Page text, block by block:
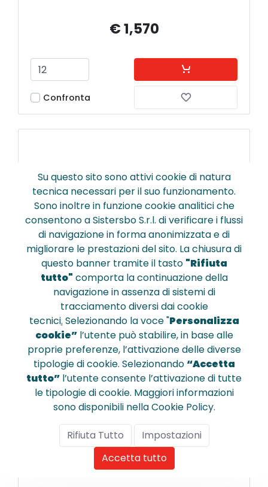
€ 1,570
Confronta
K118-X
Sfera a gel Pentel Hybrid - oro
€ 1,880
Confronta
Su questo sito sono attivi cookie di natura
tecnica necessari per il suo funzionamento.
Sono inoltre in funzione cookie analitici che
consentono a Sistersbo S.r.l. di verificare i flussi
di navigazione in forma anonimizzata e di
migliorare le prestazioni del sito. La chiusura di
questo banner tramite il tasto "Rifiuta
tutto" comporta la continuazione della
navigazione in assenza di sistemi di
tracciamento diversi dai cookie
tecnici. Selezionando la voce "Personalizza
cookie”l’utente può stabilire, in base alle
proprie preferenze, l’attivazione delle diverse
tipologie di cookie. Selezionando “Accetta
tutto” l’utente consente l’attivazione di tutte
le tipologie di cookie. Maggiori informazioni
sono disponibili nella Cookie Policy.
Rifiuta Tutto
Impostazioni
Accetta tutto